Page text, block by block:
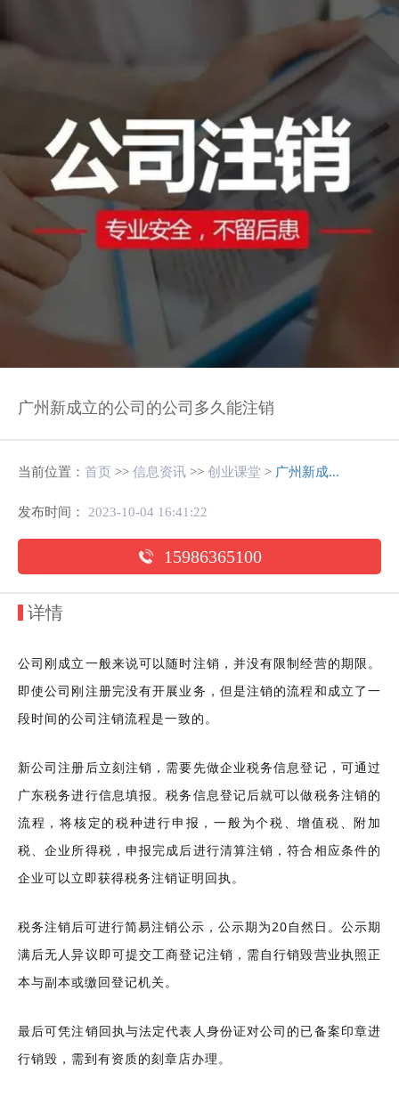
广州新成立的公司的公司多久能注销
当前位置： 首页 >> 信息资讯 >> 创业课堂 > 广州新成...
发布时间： 2023-10-04 16:41:22
15986365100
详情
公司刚成立一般来说可以随时注销，并没有限制经营的期限。
即使公司刚注册完没有开展业务，但是注销的流程和成立了一
段时间的公司注销流程是一致的。
新公司注册后立刻注销，需要先做企业税务信息登记，可通过
广东税务进行信息填报。税务信息登记后就可以做税务注销的
流程，将核定的税种进行申报，一般为个税、增值税、附加
税、企业所得税，申报完成后进行清算注销，符合相应条件的
企业可以立即获得税务注销证明回执。
税务注销后可进行简易注销公示，公示期为20自然日。公示期
满后无人异议即可提交工商登记注销，需自行销毁营业执照正
本与副本或缴回登记机关。
最后可凭注销回执与法定代表人身份证对公司的已备案印章进
行销毁，需到有资质的刻章店办理。